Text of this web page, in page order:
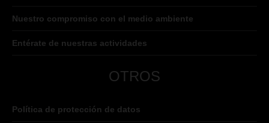
Nuestro compromiso con el medio ambiente
Entérate de nuestras actividades
OTROS
Política de protección de datos